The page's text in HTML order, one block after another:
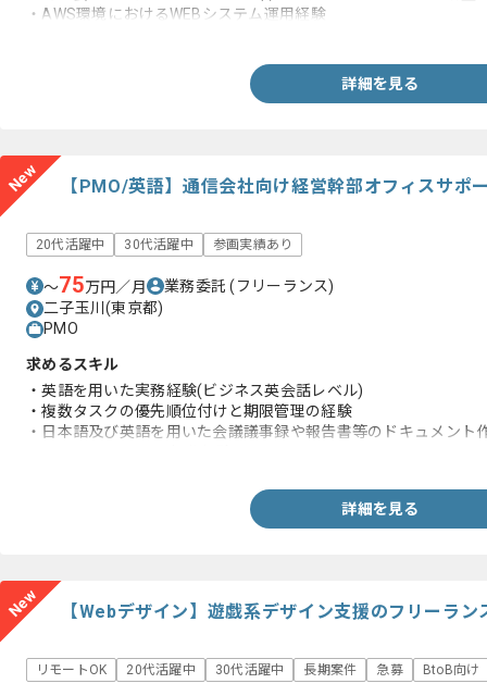
・AWS環境におけるWEBシステム運用経験
詳細を見る
New 【PMO/英語】通信会社向け経営幹部オフィスサポ
20代活躍中 30代活躍中 参画実績あり
〜75万円／月 業務委託(フリーランス)
二子玉川(東京都)
PMO
求めるスキル
・英語を用いた実務経験(ビジネス英会話レベル)
・複数タスクの優先順位付けと期限管理の経験
・日本語及び英語を用いた会議議事録や報告書等のドキュメント
詳細を見る
New 【Webデザイン】遊戯系デザイン支援のフリーラン
リモートOK 20代活躍中 30代活躍中 長期案件 急募 BtoB向け